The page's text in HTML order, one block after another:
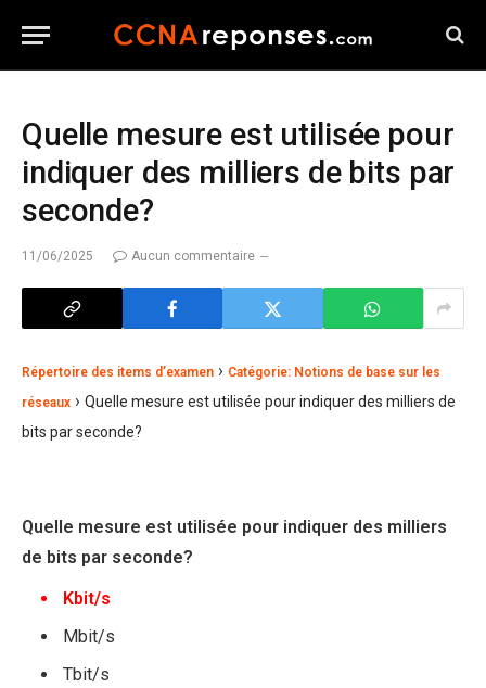
Quelle mesure est utilisée pour
indiquer des milliers de bits par
seconde?
11/06/2025 Aucun commentaire
Répertoire des items d’examen › Catégorie: Notions de base sur les
réseaux › Quelle mesure est utilisée pour indiquer des milliers de
bits par seconde?
Quelle mesure est utilisée pour indiquer des milliers
de bits par seconde?
Kbit/s
Mbit/s
Tbit/s